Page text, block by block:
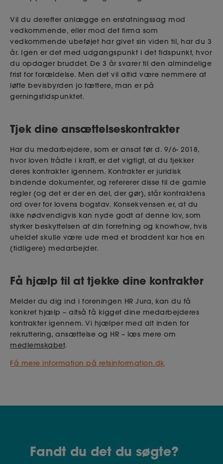
Vil du derefter anlægge en erstatningssag mod
vedkommende, eller mod det firma som
vedkommende ubeføjet har givet sin viden til, har du 3
år. Igen er det med udgangspunkt i det tidspunkt, hvor
du opdager bruddet. De 3 år svarer til den almindelige
frist for forældelse. Men det vil altid være nemmere at
løfte bevisbyrden jo tættere, man er på
gerningstidspunktet.
Tjek dine ansættelseskontrakter
Har du medarbejdere, som er ansat før d. 9/6- 2018,
hvor loven trådte i kraft, er det vigtigt, at du tjekker
deres kontrakter igennem. Kontrakter er juridisk
bindende dokumenter, og refererer disse til de gamle
regler (og det er der en del, der gør), står kontraktens
ord over for lovens bogstav. Konsekvensen er, at du
ikke nødvendigvis kan nyde godt af denne lov, som
styrker beskyttelsen af din forretning og knowhow, hvis
uheldet skulle være ude med et broddent kar hos en
(tidligere) medarbejder.
Få hjælp til at tjekke dine kontrakter
Melder du dig ind i foreningen HR Jura, kan du få
konkret hjælp – altså få kigget dine medarbejderes
kontrakter igennem. Vi hjælper med alt inden for
rekruttering, ansættelse og HR – læs mere om
medlemskabet.
Få mere information på retsinformation.dk
Fandt du det du søgte?